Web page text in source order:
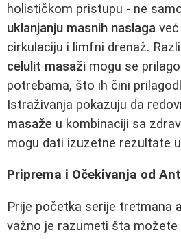
holističkom pristupu - ne
uklanjanju masnih naslaga
cirkulaciju i limfni drenaž.
celulit masaži mogu se
potrebama, što ih čini
Istraživanja pokazuju da
masaže u kombinaciji sa
mogu dati izuzetne rezultate
Priprema i Očekivanja od
Prije početka serije tretmana
važno je razumeti šta možete